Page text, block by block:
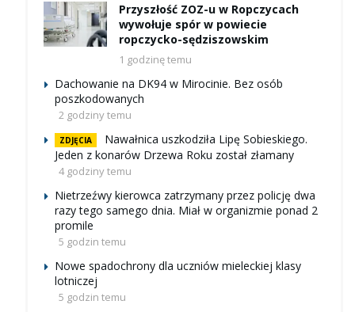
Przyszłość ZOZ-u w Ropczycach
wywołuje spór w powiecie
ropczycko-sędziszowskim
1 godzinę temu
Dachowanie na DK94 w Mirocinie. Bez osób
poszkodowanych
2 godziny temu
ZDJĘCIA
Nawałnica uszkodziła Lipę Sobieskiego.
Jeden z konarów Drzewa Roku został złamany
4 godziny temu
Nietrzeźwy kierowca zatrzymany przez policję dwa
razy tego samego dnia. Miał w organizmie ponad 2
promile
5 godzin temu
Nowe spadochrony dla uczniów mieleckiej klasy
lotniczej
5 godzin temu